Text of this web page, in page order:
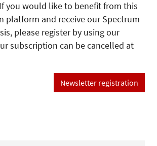
you would like to benefit from this
platform and receive our Spectrum
please register by using our
subscription can be cancelled at
Newsletter registration